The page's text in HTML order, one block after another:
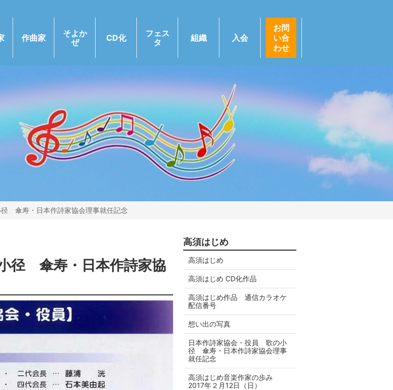
作曲家
そよか
ぜ
CD化
フェス
タ
組織 入会
お問
い合
わせ
傘寿・日本作詩家協会理事就任記念
径 傘寿・日本作詩家協
高須はじめ
高須はじめ
高須はじめ CD化作品
高須はじめ作品 通信カラオケ
配信番号
想い出の写真
日本作詩家協会・役員 歌の小
径 傘寿・日本作詩家協会理事
就任記念
高須はじめ音楽作家の歩み
2017年２月12日（日）